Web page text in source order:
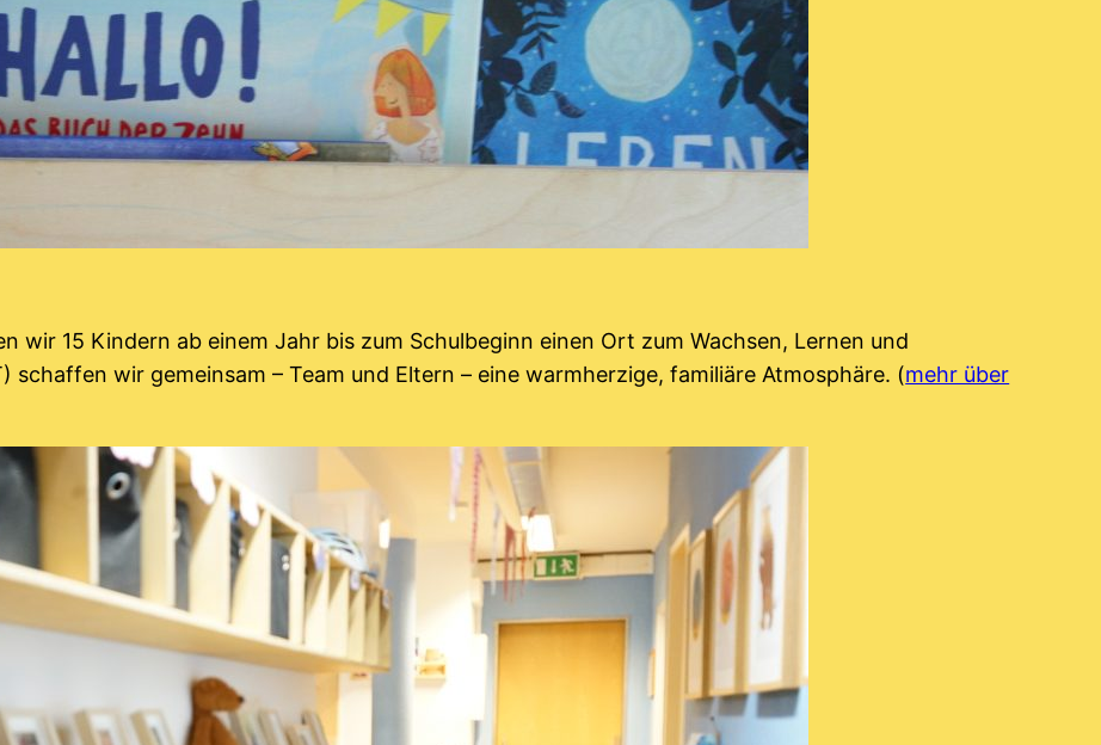
wir 15 Kindern ab einem Jahr bis zum Schulbeginn einen Ort zum Wachsen, Lernen und
schaffen wir gemeinsam – Team und Eltern – eine warmherzige, familiäre Atmosphäre. (mehr über